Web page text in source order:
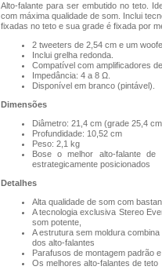
Alto-falante para ser embutido no teto.
com máxima qualidade de som. Inclui
fixadas no teto e sua grade é fixada por
2 tweeters de 2,54 cm e um
Inclui grelha redonda.
Compatível com amplificadores
Impedância: 4 a 8 Ω.
Disponível em branco (pintável).
Dimensões
Diâmetro: 21,4 cm (grade 25,4
Profundidade: 10,52 cm
Peso: 2,1 kg
Bose o melhor alto-falante
estrategicamente posicionados
Detalhes
Alta qualidade de som com
A tecnologia exclusiva Stereo
som potente,
A estrutura sem moldura
dos alto-falantes
Parafusos de montagem padrão
Os melhores alto-falantes de teto